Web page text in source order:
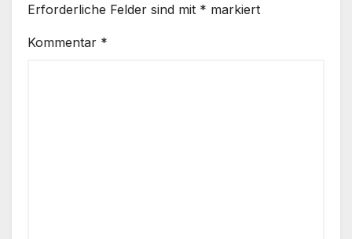
Erforderliche Felder sind mit * markiert
Kommentar *